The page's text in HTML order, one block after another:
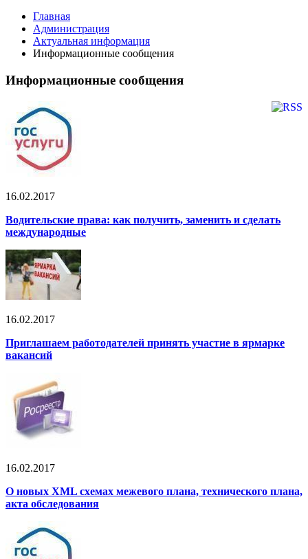
Главная
Администрация
Актуальная информация
Информационные сообщения
Информационные сообщения
16.02.2017
Водительские права: как получить, заменить и сделать
международные
16.02.2017
Приглашаем работодателей принять участие в ярмарке
вакансий
16.02.2017
О новых XML схемах межевого плана, технического плана,
акта обследования